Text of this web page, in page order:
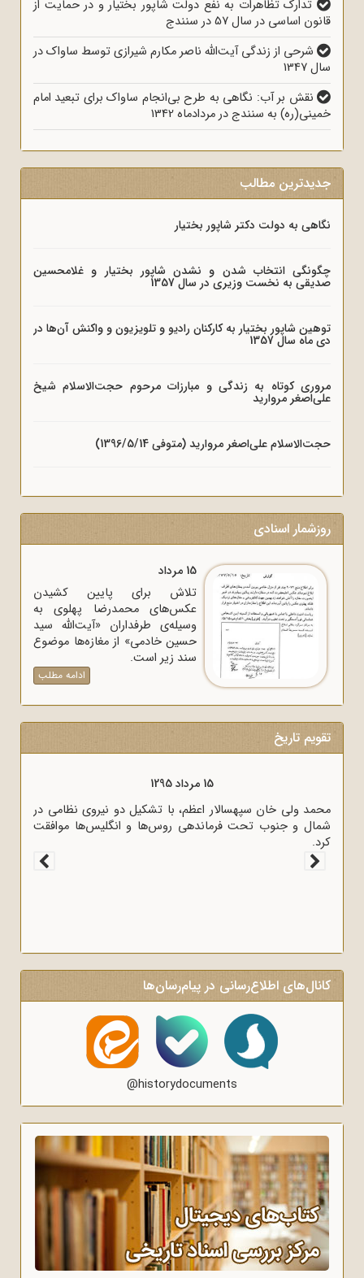
تدارک تظاهرات به نفع دولت شاپور بختیار و در حمایت از
قانون اساسی در سال 57 در سنندج
شرحی از زندگی آیت‌الله ناصر مکارم شیرازی توسط ساواک در
سال 1347
نقش بر آب: نگاهی به طرح بی‌انجام ساواک برای تبعید امام
خمینی(ره) به سنندج در مردادماه 1342
جدیدترین مطالب
نگاهی به دولت دکتر شاپور بختیار
چگونگی انتخاب شدن و نشدن شاپور بختیار و غلامحسین
صدیقی به نخست وزیری در سال 1357
توهین شاپور بختیار به کارکنان رادیو و تلویزیون و واکنش آن‌ها در
دی ماه سال 1357
مروری کوتاه به زندگی و مبارزات مرحوم حجت‌الاسلام شیخ
علی‌اصغر مروارید
حجت‌الاسلام علی‌اصغر مروارید (متوفی 1396/5/14)
روزشمار اسنادی
15 مرداد
تلاش برای پایین کشیدن
عکس‌های محمدرضا پهلوی به
وسیله‌ی طرفداران «آیت‌الله سید
حسین خادمی» از مغازه‌ها موضوع
سند زیر است.
ادامه مطلب
تقویم تاریخ
15 مرداد 1320
وزیر خارجه انگلیس آنتونی ایدن حضور متخصصان آلمانی در
ایران را خطر بزرگی برای لندن دانست.
کانال‌های اطلاع‌رسانی در پیام‌رسان‌ها
@historydocuments